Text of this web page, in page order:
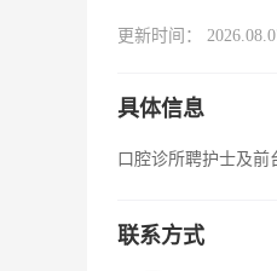
更新时间：
具体信息
口腔诊所聘护士及前
联系方式